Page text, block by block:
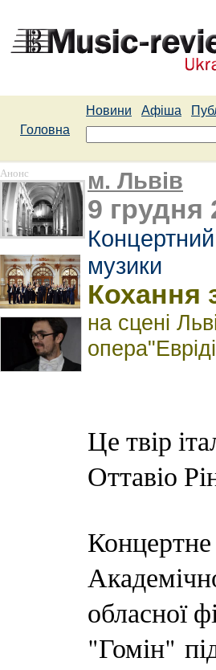
Новини Афіша
Головна
Анонс м. Львів
9 грудня
Концертний
музики
Кохання
на сцені
Це твір
Оттавіо
Концертне
обласної
"Гомін"